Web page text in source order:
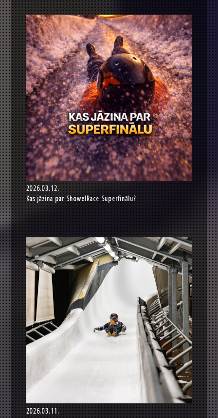
2026.03.12.
Kas jāzina par ShowelRace Superfinālu?
2026.03.11.